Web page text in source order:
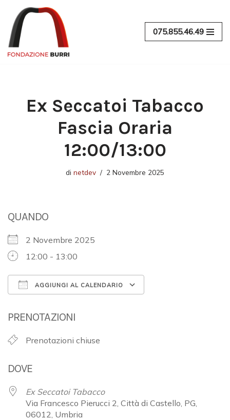
Vai
al
contenuto
075.855.46.49
Ex Seccatoi Tabacco
Fascia Oraria
12:00/13:00
di netdev 2 Novembre 2025
QUANDO
2 Novembre 2025
12:00 - 13:00
AGGIUNGI AL CALENDARIO
PRENOTAZIONI
Prenotazioni chiuse
DOVE
Ex Seccatoi Tabacco
Via Francesco Pierucci 2, Città di Castello, PG,
06012, Umbria